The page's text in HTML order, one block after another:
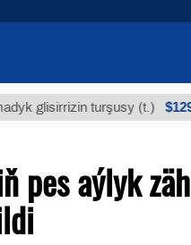
turşusy (t.) $12935,18
pes aýlyk